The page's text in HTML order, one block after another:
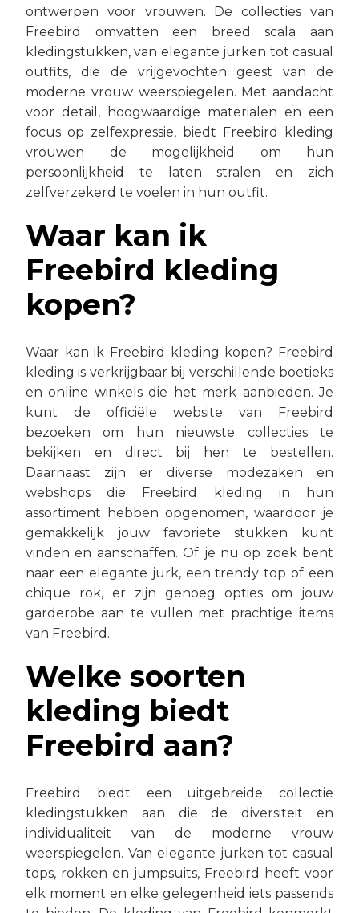
ontwerpen voor vrouwen. De collecties van
Freebird omvatten een breed scala aan
kledingstukken, van elegante jurken tot casual
outfits, die de vrijgevochten geest van de
moderne vrouw weerspiegelen. Met aandacht
voor detail, hoogwaardige materialen en een
focus op zelfexpressie, biedt Freebird kleding
vrouwen de mogelijkheid om hun
persoonlijkheid te laten stralen en zich
zelfverzekerd te voelen in hun outfit.
Waar kan ik
Freebird kleding
kopen?
Waar kan ik Freebird kleding kopen? Freebird
kleding is verkrijgbaar bij verschillende boetieks
en online winkels die het merk aanbieden. Je
kunt de officiële website van Freebird
bezoeken om hun nieuwste collecties te
bekijken en direct bij hen te bestellen.
Daarnaast zijn er diverse modezaken en
webshops die Freebird kleding in hun
assortiment hebben opgenomen, waardoor je
gemakkelijk jouw favoriete stukken kunt
vinden en aanschaffen. Of je nu op zoek bent
naar een elegante jurk, een trendy top of een
chique rok, er zijn genoeg opties om jouw
garderobe aan te vullen met prachtige items
van Freebird.
Welke soorten
kleding biedt
Freebird aan?
Freebird biedt een uitgebreide collectie
kledingstukken aan die de diversiteit en
individualiteit van de moderne vrouw
weerspiegelen. Van elegante jurken tot casual
tops, rokken en jumpsuits, Freebird heeft voor
elk moment en elke gelegenheid iets passends